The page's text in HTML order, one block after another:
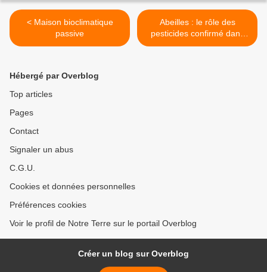
< Maison bioclimatique
passive
Abeilles : le rôle des
pesticides confirmé dans
leur surmortalité >
Hébergé par Overblog
Top articles
Pages
Contact
Signaler un abus
C.G.U.
Cookies et données personnelles
Préférences cookies
Voir le profil de Notre Terre sur le portail Overblog
Créer un blog sur Overblog